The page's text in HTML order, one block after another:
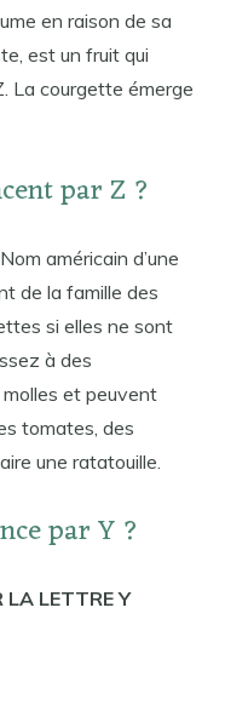
en raison de sa
est un fruit qui
La courgette émerge
par Z ?
Nom américain d’une
de la famille des
si elles ne sont
à des
et peuvent
tomates, des
une ratatouille.
par Y ?
LA LETTRE Y